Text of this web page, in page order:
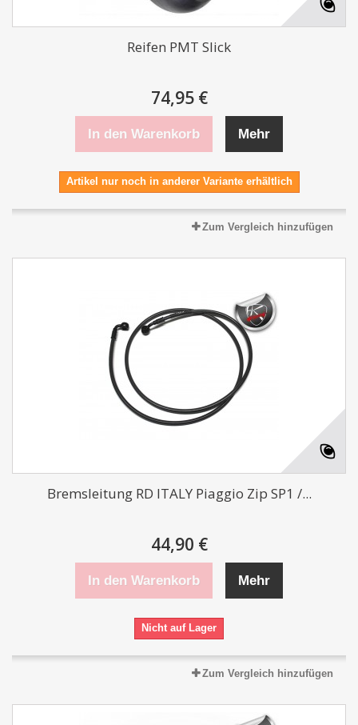
Reifen PMT Slick
74,95 €
In den Warenkorb Mehr
Artikel nur noch in anderer Variante erhältlich
Zum Vergleich hinzufügen
Bremsleitung RD ITALY Piaggio Zip SP1 /...
44,90 €
In den Warenkorb Mehr
Nicht auf Lager
Zum Vergleich hinzufügen